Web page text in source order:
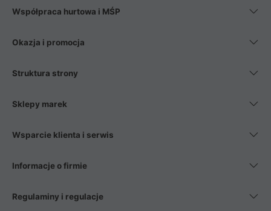
Współpraca hurtowa i MŚP
Okazja i promocja
Struktura strony
Sklepy marek
Wsparcie klienta i serwis
Informacje o firmie
Regulaminy i regulacje